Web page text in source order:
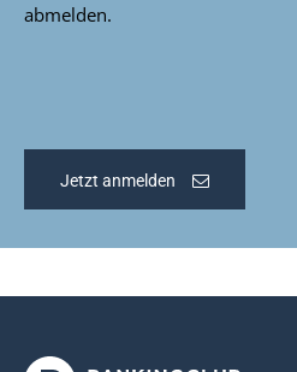
abmelden.
Jetzt anmelden